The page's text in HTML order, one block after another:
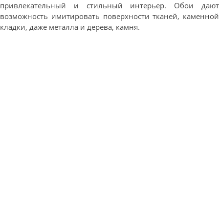
привлекательный и стильный интерьер. Обои дают
возможность имитировать поверхности тканей, каменной
кладки, даже металла и дерева, камня.